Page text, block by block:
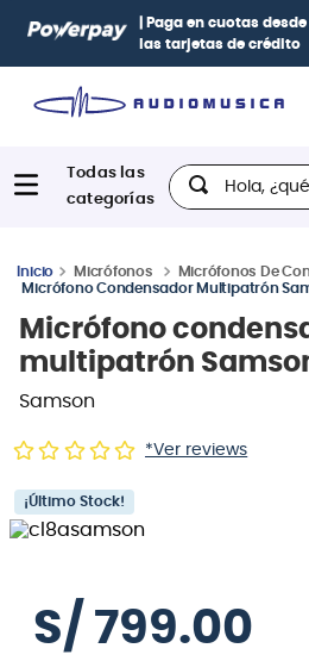
| Paga en cuotasdesde
las tarjetas de crédito
Hola, ¿qué
Micrófonos
Micrófonos De
Micrófono Condensador Multipatrón
Micrófono
multipatrón
Samson
*Ver reviews
¡Último Stock!
S/ 799.00